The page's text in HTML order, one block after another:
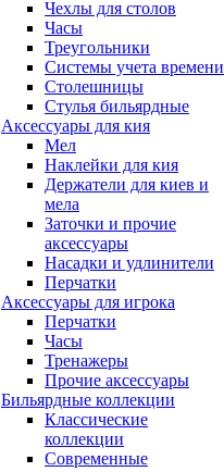
Чехлы для столов
Часы
Треугольники
Системы учета времени
Столешницы
Стулья бильярдные
Аксессуары для кия
Мел
Наклейки для кия
Держатели для киев и
мела
Заточки и прочие
аксессуары
Насадки и удлинители
Перчатки
Аксессуары для игрока
Перчатки
Часы
Тренажеры
Прочие аксессуары
Бильярдные коллекции
Классические
коллекции
Современные